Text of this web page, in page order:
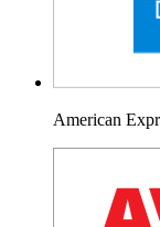
American